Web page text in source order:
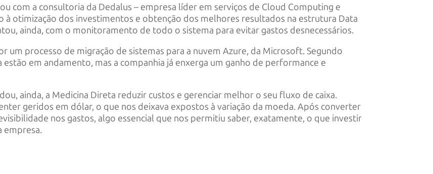
com a consultoria da Dedalus – empresa líder em serviços de Cloud Computing e
à otimização dos investimentos e obtenção dos melhores resultados na estrutura Data
ainda, com o monitoramento de todo o sistema para evitar gastos desnecessários.
um processo de migração de sistemas para a nuvem Azure, da Microsoft. Segundo
em andamento, mas a companhia já enxerga um ganho de performance e
ainda, a Medicina Direta reduzir custos e gerenciar melhor o seu fluxo de caixa.
geridos em dólar, o que nos deixava expostos à variação da moeda. Após converter
nos gastos, algo essencial que nos permitiu saber, exatamente, o que investir
empresa.